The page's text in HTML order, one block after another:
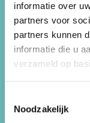
informatie over
partners voor
partners kunnen
informatie die u
verzameld op
Noodzakelijk
Feest 44
overmeer dan
Heemstede,
Feest44 is
Sitemap